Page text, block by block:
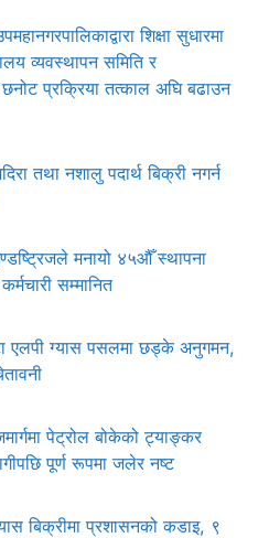
शिक्षा सुधारमा
व्यवस्थापन समिति र
छनोट प्रक्रिया तत्काल अघि बढाउन
तथा नशालु पदार्थ बिक्री नगर्न
मनायो ४५औँ स्थापना
सम्मानित
एलपी ग्यास पसलमा छड्के अनुगमन,
पेट्रोल बोकेको ट्याङ्कर
पूर्ण रूपमा जलेर नष्ट
बिक्रीमा प्रशासनको कडाइ, ९